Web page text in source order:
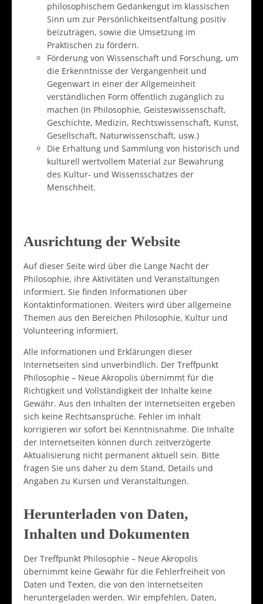
philosophischem Gedankengut im klassischen
Sinn um zur Persönlichkeitsentfaltung positiv
beizutragen, sowie die Umsetzung im
Praktischen zu fördern.
Förderung von Wissenschaft und Forschung, um
die Erkenntnisse der Vergangenheit und
Gegenwart in einer der Allgemeinheit
verständlichen Form öffentlich zugänglich zu
machen (in Philosophie, Geisteswissenschaft,
Geschichte, Medizin, Rechtswissenschaft, Kunst,
Gesellschaft, Naturwissenschaft, usw.)
Die Erhaltung und Sammlung von historisch und
kulturell wertvollem Material zur Bewahrung
des Kultur- und Wissensschatzes der
Menschheit.
Ausrichtung der Website
Auf dieser Seite wird über die Lange Nacht der
Philosophie, ihre Aktivitäten und Veranstaltungen
informiert. Sie finden Informationen über
Kontaktinformationen. Weiters wird über allgemeine
Themen aus den Bereichen Philosophie, Kultur und
Volunteering informiert.
Alle Informationen und Erklärungen dieser
Internetseiten sind unverbindlich. Der Treffpunkt
Philosophie – Neue Akropolis übernimmt für die
Richtigkeit und Vollständigkeit der Inhalte keine
Gewähr. Aus den Inhalten der Internetseiten ergeben
sich keine Rechtsansprüche. Fehler im Inhalt
korrigieren wir sofort bei Kenntnisnahme. Die Inhalte
der Internetseiten können durch zeitverzögerte
Aktualisierung nicht permanent aktuell sein. Bitte
fragen Sie uns daher zu dem Stand, Details und
Angaben zu Kursen und Veranstaltungen.
Herunterladen von Daten,
Inhalten und Dokumenten
Der Treffpunkt Philosophie – Neue Akropolis
übernimmt keine Gewähr für die Fehlerfreiheit von
Daten und Texten, die von den Internetseiten
heruntergeladen werden. Wir empfehlen, Daten,